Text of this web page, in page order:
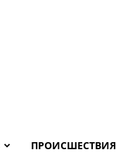
ПРОИСШЕСТВИЯ